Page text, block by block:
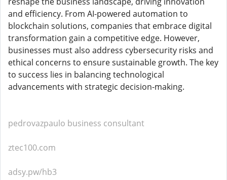
and efficiency. From AI-powered automation to
blockchain solutions, companies that embrace digital
transformation gain a competitive edge. However,
businesses must also address cybersecurity risks and
ethical concerns to ensure sustainable growth. The key
to success lies in balancing technological
advancements with strategic decision-making.
pedrovazpaulo business consultant
ztec100.com
adsy.pw/hb3